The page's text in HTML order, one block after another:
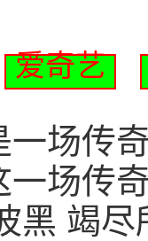
爱奇艺
一场传
一场传
黑 竭